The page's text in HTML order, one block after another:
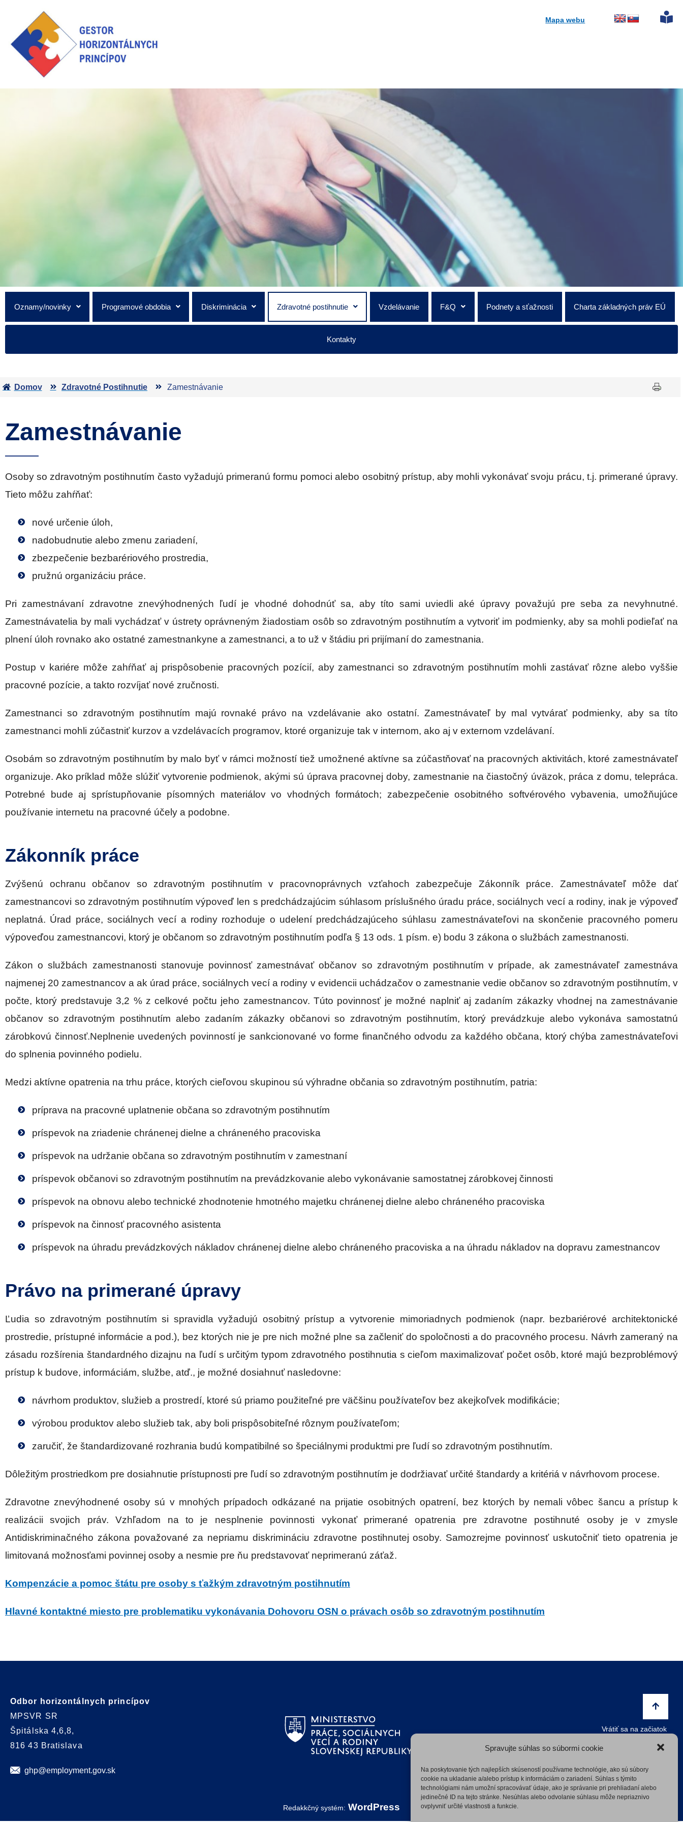
Spravujte súhlas so súbormi cookie
Na poskytovanie tých najlepších skúseností používame technológie, ako sú súbory
cookie na ukladanie a/alebo prístup k informáciám o zariadení. Súhlas s týmito
technológiami nám umožní spracovávať údaje, ako je správanie pri prehliadaní alebo
jedinečné ID na tejto stránke. Nesúhlas alebo odvolanie súhlasu môže nepriaznivo
ovplyvniť určité vlastnosti a funkcie.
Mapa webu
Oznamy/novinky Programové obdobia Diskriminácia Zdravotné postihnutie Vzdelávanie F&Q Podnety a sťažnosti Charta základných práv EÚ
Kontakty
Domov Zdravotné Postihnutie Zamestnávanie
Zamestnávanie
Osoby so zdravotným postihnutím často vyžadujú primeranú formu pomoci alebo osobitný prístup, aby mohli vykonávať svoju prácu, t.j. primerané úpravy.
Tieto môžu zahŕňať:
nové určenie úloh,
nadobudnutie alebo zmenu zariadení,
zbezpečenie bezbarériového prostredia,
pružnú organizáciu práce.
Pri zamestnávaní zdravotne znevýhodnených ľudí je vhodné dohodnúť sa, aby títo sami uviedli aké úpravy považujú pre seba za nevyhnutné.
Zamestnávatelia by mali vychádzať v ústrety oprávneným žiadostiam osôb so zdravotným postihnutím a vytvoriť im podmienky, aby sa mohli podieľať na
plnení úloh rovnako ako ostatné zamestnankyne a zamestnanci, a to už v štádiu pri prijímaní do zamestnania.
Postup v kariére môže zahŕňať aj prispôsobenie pracovných pozícií, aby zamestnanci so zdravotným postihnutím mohli zastávať rôzne alebo vyššie
pracovné pozície, a takto rozvíjať nové zručnosti.
Zamestnanci so zdravotným postihnutím majú rovnaké právo na vzdelávanie ako ostatní. Zamestnávateľ by mal vytvárať podmienky, aby sa títo
zamestnanci mohli zúčastniť kurzov a vzdelávacích programov, ktoré organizuje tak v internom, ako aj v externom vzdelávaní.
Osobám so zdravotným postihnutím by malo byť v rámci možností tiež umožnené aktívne sa zúčastňovať na pracovných aktivitách, ktoré zamestnávateľ
organizuje. Ako príklad môže slúžiť vytvorenie podmienok, akými sú úprava pracovnej doby, zamestnanie na čiastočný úväzok, práca z domu, telepráca.
Potrebné bude aj sprístupňovanie písomných materiálov vo vhodných formátoch; zabezpečenie osobitného softvérového vybavenia, umožňujúce
používanie internetu na pracovné účely a podobne.
Zákonník práce
Zvýšenú ochranu občanov so zdravotným postihnutím v pracovnoprávnych vzťahoch zabezpečuje Zákonník práce. Zamestnávateľ môže dať
zamestnancovi so zdravotným postihnutím výpoveď len s predchádzajúcim súhlasom príslušného úradu práce, sociálnych vecí a rodiny, inak je výpoveď
neplatná. Úrad práce, sociálnych vecí a rodiny rozhoduje o udelení predchádzajúceho súhlasu zamestnávateľovi na skončenie pracovného pomeru
výpoveďou zamestnancovi, ktorý je občanom so zdravotným postihnutím podľa § 13 ods. 1 písm. e) bodu 3 zákona o službách zamestnanosti.
Zákon o službách zamestnanosti stanovuje povinnosť zamestnávať občanov so zdravotným postihnutím v prípade, ak zamestnávateľ zamestnáva
najmenej 20 zamestnancov a ak úrad práce, sociálnych vecí a rodiny v evidencii uchádzačov o zamestnanie vedie občanov so zdravotným postihnutím, v
počte, ktorý predstavuje 3,2 % z celkové počtu jeho zamestnancov. Túto povinnosť je možné naplniť aj zadaním zákazky vhodnej na zamestnávanie
občanov so zdravotným postihnutím alebo zadaním zákazky občanovi so zdravotným postihnutím, ktorý prevádzkuje alebo vykonáva samostatnú
zárobkovú činnosť.Neplnenie uvedených povinností je sankcionované vo forme finančného odvodu za každého občana, ktorý chýba zamestnávateľovi
do splnenia povinného podielu.
Medzi aktívne opatrenia na trhu práce, ktorých cieľovou skupinou sú výhradne občania so zdravotným postihnutím, patria:
príprava na pracovné uplatnenie občana so zdravotným postihnutím
príspevok na zriadenie chránenej dielne a chráneného pracoviska
príspevok na udržanie občana so zdravotným postihnutím v zamestnaní
príspevok občanovi so zdravotným postihnutím na prevádzkovanie alebo vykonávanie samostatnej zárobkovej činnosti
príspevok na obnovu alebo technické zhodnotenie hmotného majetku chránenej dielne alebo chráneného pracoviska
príspevok na činnosť pracovného asistenta
príspevok na úhradu prevádzkových nákladov chránenej dielne alebo chráneného pracoviska a na úhradu nákladov na dopravu zamestnancov
Právo na primerané úpravy
Ľudia so zdravotným postihnutím si spravidla vyžadujú osobitný prístup a vytvorenie mimoriadnych podmienok (napr. bezbariérové architektonické
prostredie, prístupné informácie a pod.), bez ktorých nie je pre nich možné plne sa začleniť do spoločnosti a do pracovného procesu. Návrh zameraný na
zásadu rozšírenia štandardného dizajnu na ľudí s určitým typom zdravotného postihnutia s cieľom maximalizovať počet osôb, ktoré majú bezproblémový
prístup k budove, informáciám, službe, atď., je možné dosiahnuť nasledovne:
návrhom produktov, služieb a prostredí, ktoré sú priamo použiteľné pre väčšinu používateľov bez akejkoľvek modifikácie;
výrobou produktov alebo služieb tak, aby boli prispôsobiteľné rôznym používateľom;
zaručiť, že štandardizované rozhrania budú kompatibilné so špeciálnymi produktmi pre ľudí so zdravotným postihnutím.
Dôležitým prostriedkom pre dosiahnutie prístupnosti pre ľudí so zdravotným postihnutím je dodržiavať určité štandardy a kritériá v návrhovom procese.
Zdravotne znevýhodnené osoby sú v mnohých prípadoch odkázané na prijatie osobitných opatrení, bez ktorých by nemali vôbec šancu a prístup k
realizácii svojich práv. Vzhľadom na to je nesplnenie povinnosti vykonať primerané opatrenia pre zdravotne postihnuté osoby je v zmysle
Antidiskriminačného zákona považované za nepriamu diskrimináciu zdravotne postihnutej osoby. Samozrejme povinnosť uskutočniť tieto opatrenia je
limitovaná možnosťami povinnej osoby a nesmie pre ňu predstavovať neprimeranú záťaž.
Kompenzácie a pomoc štátu pre osoby s ťažkým zdravotným postihnutím
Hlavné kontaktné miesto pre problematiku vykonávania Dohovoru OSN o právach osôb so zdravotným postihnutím
Odbor horizontálnych princípov
MPSVR SR
Špitálska 4,6,8,
816 43 Bratislava
ghp@employment.gov.sk
Vrátiť sa na začiatok
Vyhlásenie o prístupnosti
Redakkčný systém: WordPress